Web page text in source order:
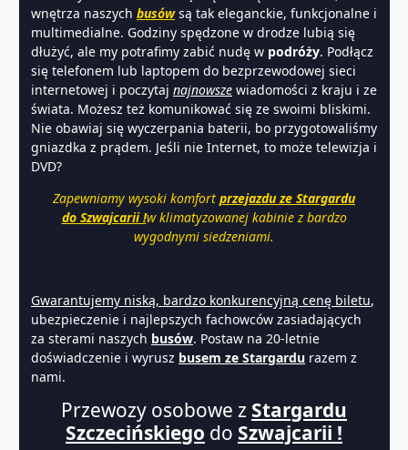
wnętrza naszych busówsą tak eleganckie, funkcjonalne i
multimedialne. Godziny spędzone w drodze lubią się
dłużyć, ale my potrafimy zabić nudę w podróży. Podłącz
się telefonem lub laptopem do bezprzewodowej sieci
internetowej i poczytaj najnowsze wiadomości z kraju i ze
świata. Możesz też komunikować się ze swoimi bliskimi.
Nie obawiaj się wyczerpania baterii, bo przygotowaliśmy
gniazdka z prądem. Jeśli nie Internet, to może telewizja i
DVD?
Zapewniamy wysoki komfort przejazdu ze Stargardu
do Szwajcarii !w klimatyzowanej kabinie z bardzo
wygodnymi siedzeniami.
Gwarantujemy niską, bardzo konkurencyjną cenę biletu,
ubezpieczenie i najlepszych fachowców zasiadających
za sterami naszych busów. Postaw na 20-letnie
doświadczenie i wyrusz busem ze Stargardu razem z
nami.
Przewozy osobowe z Stargardu
Szczecińskiego do Szwajcarii !